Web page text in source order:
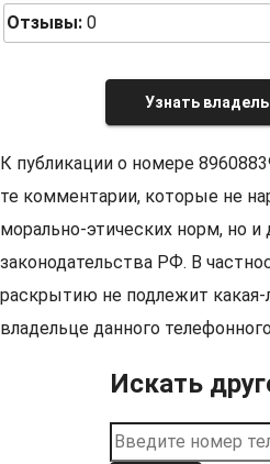
Отзывы: 0
Узнать
К публикации о номере
те комментарии, которые не
морально-этических норм, но
законодательства РФ. В
раскрытию не подлежит какая-
владельце данного
Искать